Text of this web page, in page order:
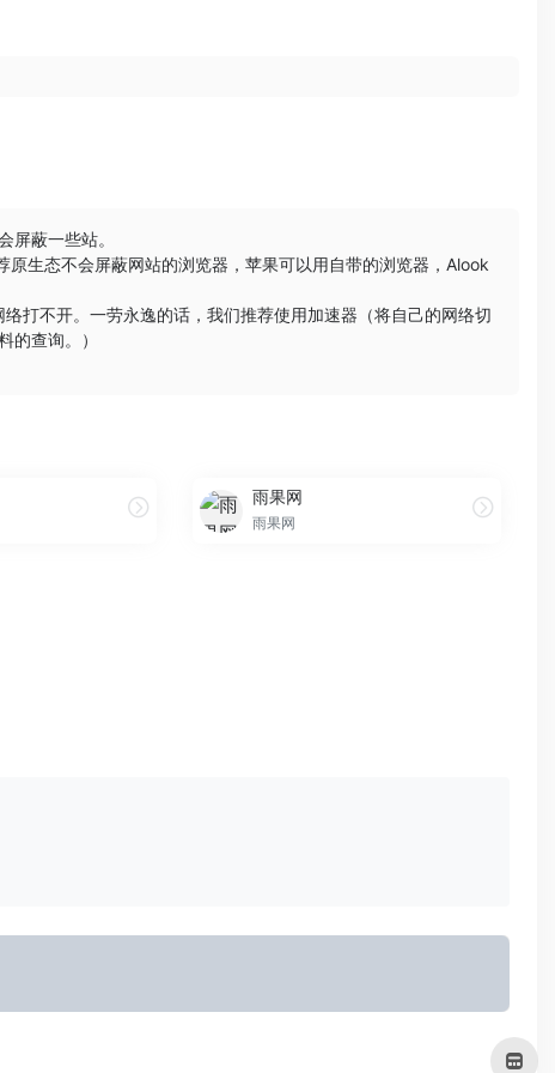
蔽一些站。
生态不会屏蔽网站的浏览器，苹果可以用自带的浏览器， Alook
打不开。一劳永逸的话，我们推荐使用加速器（将自己的网络切
查询。）
雨果网
雨果网